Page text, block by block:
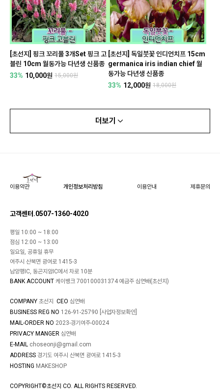
[초선지] 핑크 꼬리풀 3개Set 핑크 고
블린 10cm 월동가능 다년생 신품종
33% 10,000원 15,000원
[초선지] 독일붓꽃 인디언치프 15cm
germanica iris indian chief 월
동가능 다년생 신품종
33% 12,000원 18,000원
더보기
이용약관 개인정보처리방침 이용안내 제휴문의
고객센터.0507-1360-4020
평일 10:00 ~ 18:00
점심 12:00 ~ 13:00
일요일, 공휴일 휴무
여주시 산북면 광여로 1415-3
남양평IC, 동곤지암IC에서 차로 10분
BANK ACCOUNT 케이뱅크 700100031374 예금주 심연배(초선지)
COMPANY 초선지 CEO 심연배
BUSINESS REG NO 126-91-25790 [사업자정보확인]
MAIL-ORDER NO 2023-경기여주-00024
PRIVACY MANGER 심연배
E-MAIL choseonji@gmail.com
ADDRESS 경기도 여주시 산북면 광여로 1415-3
HOSTING MAKESHOP
COPYRIGHT©초선지 CO. ALL RIGHTS RESERVED.